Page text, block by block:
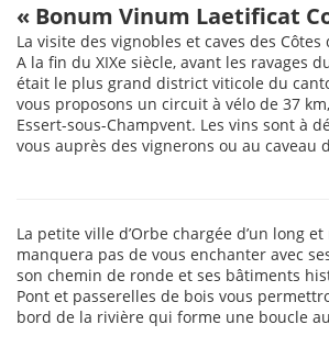
« Bonum Vinum Laetificat
La visite des vignobles et caves des Côtes
A la fin du XIXe siècle, avant les ravages
était le plus grand district viticole du
vous proposons un circuit à vélo de 37
Essert-sous-Champvent. Les vins sont à
vous auprès des vignerons ou au caveau
La petite ville d’Orbe chargée d’un long
manquera pas de vous enchanter avec
son chemin de ronde et ses bâtiments
Pont et passerelles de bois vous
bord de la rivière qui forme une boucle